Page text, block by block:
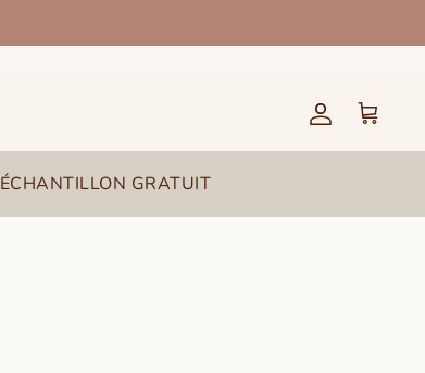
Compte
Panier
ÉCHANTILLON GRATUIT